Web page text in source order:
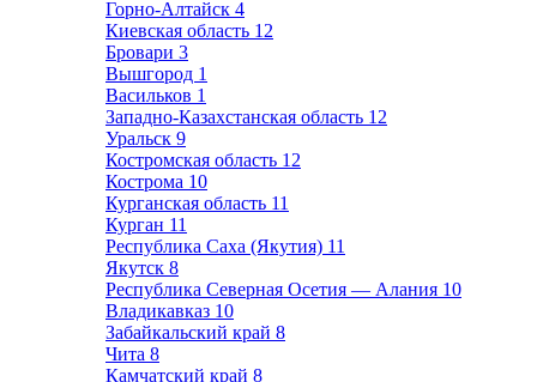
Горно-Алтайск 4
Киевская область 12
Бровари 3
Вышгород 1
Васильков 1
Западно-Казахстанская область 12
Уральск 9
Костромская область 12
Кострома 10
Курганская область 11
Курган 11
Республика Саха (Якутия) 11
Якутск 8
Республика Северная Осетия — Алания 10
Владикавказ 10
Забайкальский край 8
Чита 8
Камчатский край 8